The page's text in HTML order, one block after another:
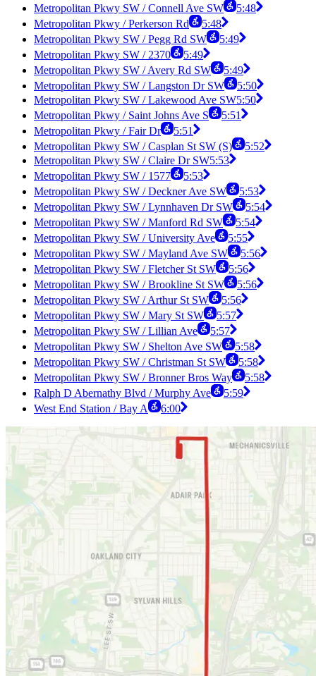
Metropolitan Pkwy SW / Connell Ave SW
5:48
Metropolitan Pkwy / Perkerson Rd
5:48
Metropolitan Pkwy SW / Pegg Rd SW
5:49
Metropolitan Pkwy SW / 2370
5:49
Metropolitan Pkwy SW / Avery Rd SW
5:49
Metropolitan Pkwy SW / Langston Dr SW
5:50
Metropolitan Pkwy SW / Lakewood Ave SW5:50
Metropolitan Pkwy / Saint Johns Ave S
5:51
Metropolitan Pkwy / Fair Dr
5:51
Metropolitan Pkwy SW / Casplan St SW (S)
5:52
Metropolitan Pkwy SW / Claire Dr SW5:53
Metropolitan Pkwy SW / 1577
5:53
Metropolitan Pkwy SW / Deckner Ave SW
5:53
Metropolitan Pkwy SW / Lynnhaven Dr SW
5:54
Metropolitan Pkwy SW / Manford Rd SW
5:54
Metropolitan Pkwy SW / University Ave
5:55
Metropolitan Pkwy SW / Mayland Ave SW
5:56
Metropolitan Pkwy SW / Fletcher St SW
5:56
Metropolitan Pkwy SW / Brookline St SW
5:56
Metropolitan Pkwy SW / Arthur St SW
5:56
Metropolitan Pkwy SW / Mary St SW
5:57
Metropolitan Pkwy SW / Lillian Ave
5:57
Metropolitan Pkwy SW / Shelton Ave SW
5:58
Metropolitan Pkwy SW / Christman St SW
5:58
Metropolitan Pkwy SW / Bronner Bros Way
5:58
Ralph D Abernathy Blvd / Murphy Ave
5:59
West End Station / Bay A
6:00